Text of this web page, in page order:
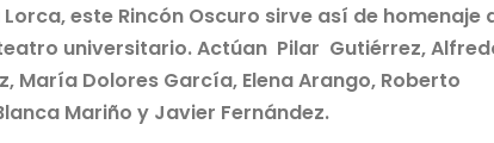
este Rincón Oscuro sirve así de homenaje
universitario. Actúan Pilar Gutiérrez,
María Dolores García, Elena Arango, Roberto
Mariño y Javier Fernández.